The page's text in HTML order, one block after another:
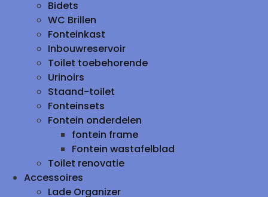
Bidets
WC Brillen
Fonteinkast
Inbouwreservoir
Toilet toebehorende
Urinoirs
Staand-toilet
Fonteinsets
Fontein onderdelen
fontein frame
Fontein wastafelblad
Toilet renovatie
Accessoires
Lade Organizer